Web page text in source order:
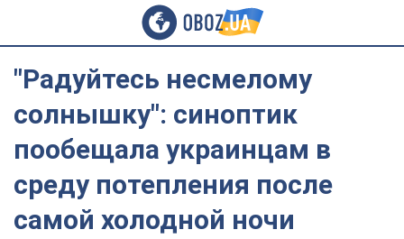
"Радуйтесь несмелому
солнышку": синоптик
пообещала украинцам в
среду потепления после
самой холодной ночи